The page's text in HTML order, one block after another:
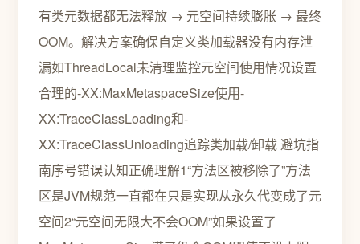
有类元数据都无法释放 → 元空间持续膨胀 → 最终
OOM。解决方案确保自定义类加载器没有内存泄
漏如ThreadLocal未清理监控元空间使用情况设置
合理的-XX:MaxMetaspaceSize使用-
XX:TraceClassLoading和-
XX:TraceClassUnloading追踪类加载/卸载 避坑指
南序号错误认知正确理解1“方法区被移除了”方法
区是JVM规范一直都在只是实现从永久代变成了元
空间2“元空间无限大不会OOM”如果设置了